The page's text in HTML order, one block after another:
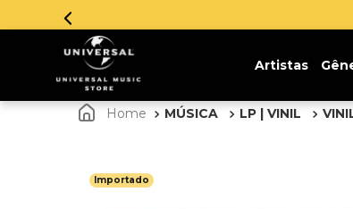
Parcelamento em
Artistas
MÚSICA LP | VINIL
Importado